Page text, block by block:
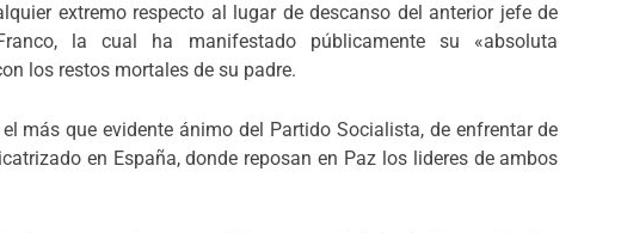
extremo respecto al lugar de descanso del anterior jefe de
la cual ha manifestado públicamente su «absoluta
los restos mortales de su padre.
más que evidente ánimo del Partido Socialista, de enfrentar de
en España, donde reposan en Paz los lideres de ambos